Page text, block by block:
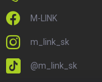
M-LINK
m_link_sk
@m_link_sk